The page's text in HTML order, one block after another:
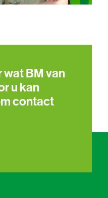
wat BM van
u kan
contact